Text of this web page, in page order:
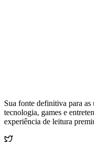
Sua fonte definitiva para as
tecnologia, games e
experiência de leitura